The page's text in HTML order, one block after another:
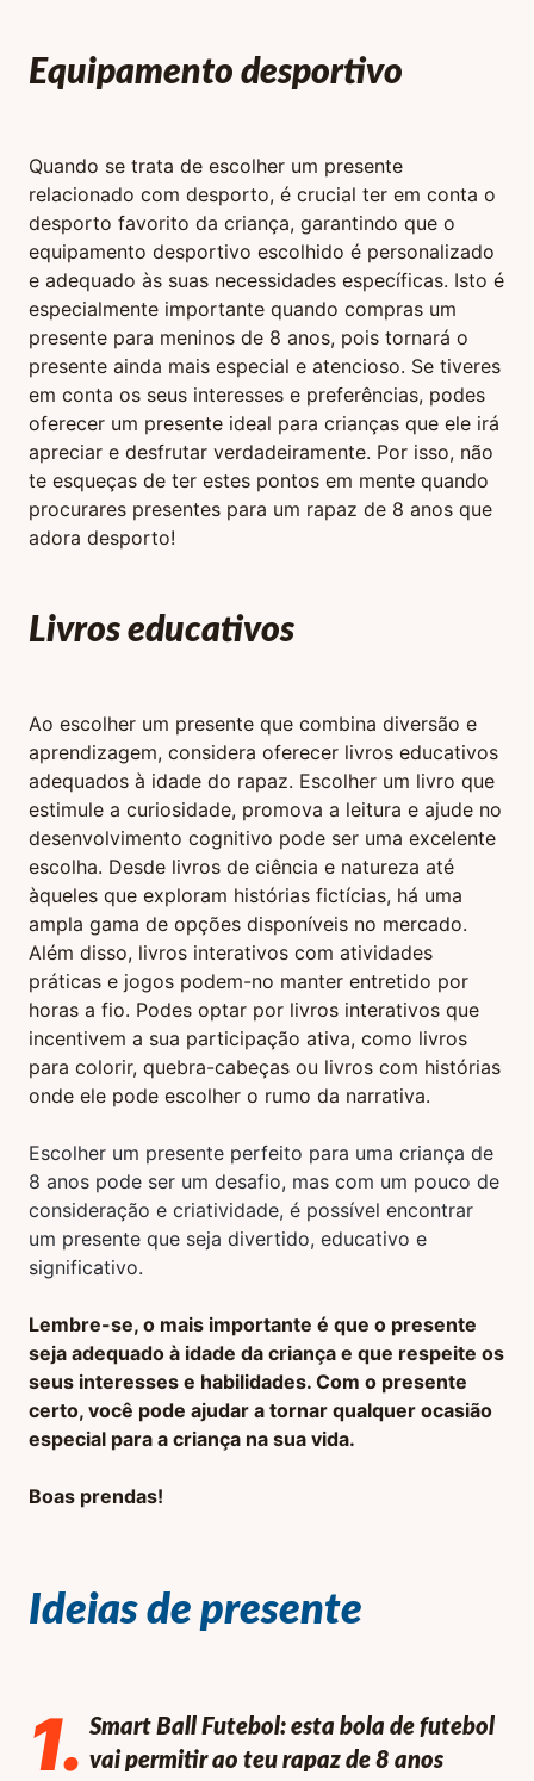
Equipamento desportivo
Quando se trata de escolher um presente
relacionado com desporto, é crucial ter em conta o
desporto favorito da criança, garantindo que o
equipamento desportivo escolhido é personalizado
e adequado às suas necessidades específicas. Isto é
especialmente importante quando compras um
presente para meninos de 8 anos, pois tornará o
presente ainda mais especial e atencioso. Se tiveres
em conta os seus interesses e preferências, podes
oferecer um presente ideal para crianças que ele irá
apreciar e desfrutar verdadeiramente. Por isso, não
te esqueças de ter estes pontos em mente quando
procurares presentes para um rapaz de 8 anos que
adora desporto!
Livros educativos
Ao escolher um presente que combina diversão e
aprendizagem, considera oferecer livros educativos
adequados à idade do rapaz. Escolher um livro que
estimule a curiosidade, promova a leitura e ajude no
desenvolvimento cognitivo pode ser uma excelente
escolha. Desde livros de ciência e natureza até
àqueles que exploram histórias fictícias, há uma
ampla gama de opções disponíveis no mercado.
Além disso, livros interativos com atividades
práticas e jogos podem-no manter entretido por
horas a fio. Podes optar por livros interativos que
incentivem a sua participação ativa, como livros
para colorir, quebra-cabeças ou livros com histórias
onde ele pode escolher o rumo da narrativa.
Escolher um presente perfeito para uma criança de
8 anos pode ser um desafio, mas com um pouco de
consideração e criatividade, é possível encontrar
um presente que seja divertido, educativo e
significativo.
Lembre-se, o mais importante é que o presente
seja adequado à idade da criança e que respeite os
seus interesses e habilidades. Com o presente
certo, você pode ajudar a tornar qualquer ocasião
especial para a criança na sua vida.
Boas prendas!
Ideias de presente
1. Smart Ball Futebol: esta bola de futebol
vai permitir ao teu rapaz de 8 anos